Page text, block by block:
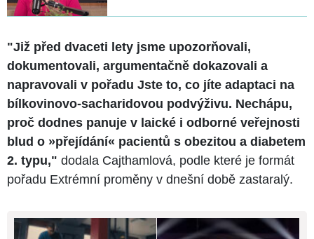
"Již před dvaceti lety jsme upozorňovali,
dokumentovali, argumentačně dokazovali a
napravovali v pořadu Jste to, co jíte adaptaci na
bílkovinovo-sacharidovou podvýživu. Nechápu,
proč dodnes panuje v laické i odborné veřejnosti
blud o »přejídání« pacientů s obezitou a diabetem
2. typu," dodala Cajthamlová, podle které je formát
pořadu Extrémní proměny v dnešní době zastaralý.